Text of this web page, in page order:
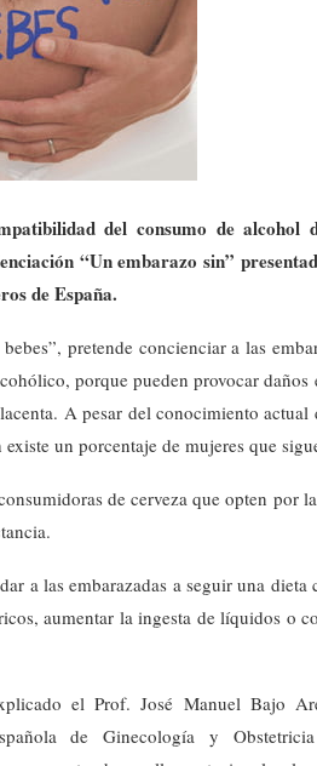
del consumo de alcohol
“Un embarazo sin”
de España.
pretende concienciar a las
porque pueden provocar
A pesar del conocimiento
un porcentaje de mujeres que
de cerveza que opten por
a las embarazadas a seguir una
aumentar la ingesta de líquidos o
el Prof. José Manuel Bajo
de Ginecología y